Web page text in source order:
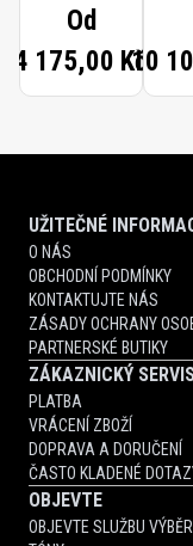
Od
4 175,00 Kč
10
UŽITEČNÉ
O NÁS
OBCHODNÍ PODMÍNKY
KONTAKTUJTE NÁS
ZÁSADY OCHRANY
PARTNERSKÉ BUTIKY
ZÁKAZNICKÝ
PLATBA
VRÁCENÍ ZBOŽÍ
DOPRAVA A DORUČENÍ
ČASTO KLADENÉ
OBJEVTE
OBJEVTE SLUŽBU